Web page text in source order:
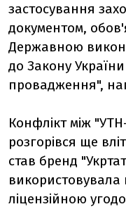
застосування
документом,
Державною
до Закону
провадження",
Конфлікт між
розгорівся ще
став бренд
використовувала
ліцензійною